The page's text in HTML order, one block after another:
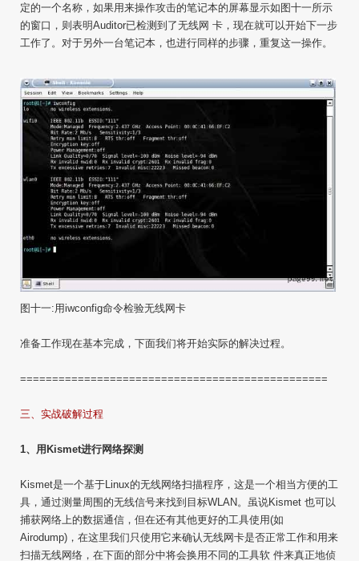
定的一个名称，如果用来操作攻击的笔记本的屏幕显示如图十一所示
的窗口，则表明Auditor已检测到了无线网 卡，现在就可以开始下一步
工作了。对于另外一台笔记本，也进行同样的步骤，重复这一操作。
图十一:用iwconfig命令检验无线网卡
准备工作现在基本完成，下面我们将开始实际的解决过程。
================================================
三、实战破解过程
1、用Kismet进行网络探测
Kismet是一个基于Linux的无线网络扫描程序，这是一个相当方便的工
具，通过测量周围的无线信号来找到目标WLAN。虽说Kismet 也可以
捕获网络上的数据通信，但在还有其他更好的工具使用(如
Airodump)，在这里我们只使用它来确认无线网卡是否正常工作和用来
扫描无线网络，在下面的部分中将会换用不同的工具软 件来真正地侦